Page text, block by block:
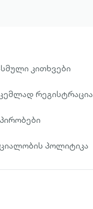
კითხვები
რეგისტრაცია
პოლიტიკა